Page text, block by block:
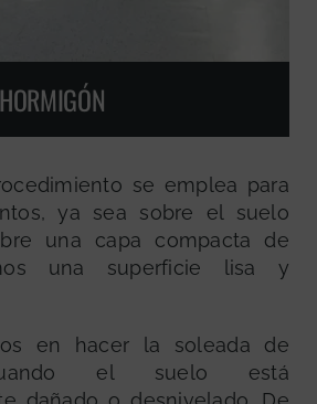
se emplea para
ya sea sobre el suelo
una capa compacta de
una superficie lisa y
en hacer la soleada de
el suelo está